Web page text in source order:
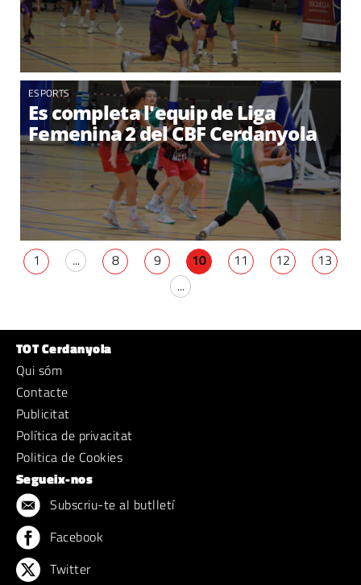
ESPORTS
Es completa l'equip de Liga
Femenina 2 del CBF Cerdanyola
1 ... 8 9 10 11 12
13
...
TOT Cerdanyola
Qui sóm
Contacte
Publicitat
Política de privacitat
Politica de Cookies
Segueix-nos
Subscriu-te al butlletí
Facebook
Twitter